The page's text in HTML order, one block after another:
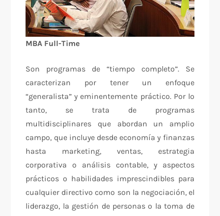
MBA Full-Time
Son programas de “tiempo completo”. Se
caracterizan por tener un enfoque
“generalista” y eminentemente práctico. Por lo
tanto, se trata de programas
multidisciplinares que abordan un amplio
campo, que incluye desde economía y finanzas
hasta marketing, ventas, estrategia
corporativa o análisis contable, y aspectos
prácticos o habilidades imprescindibles para
cualquier directivo como son la negociación, el
liderazgo, la gestión de personas o la toma de